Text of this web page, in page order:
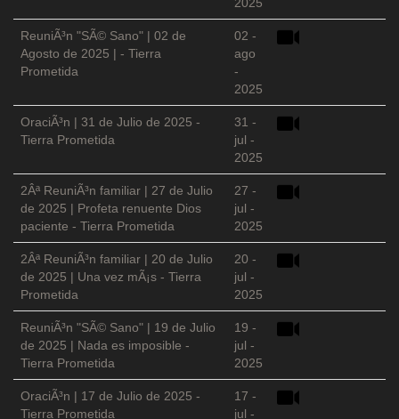
ReuniÃ³n "SÃ© Sano" | 02 de
Agosto de 2025 | - Tierra
Prometida
02 -
ago
-
2025
OraciÃ³n | 31 de Julio de 2025 -
Tierra Prometida
31 -
jul -
2025
2Âª ReuniÃ³n familiar | 27 de Julio
de 2025 | Profeta renuente Dios
paciente - Tierra Prometida
27 -
jul -
2025
2Âª ReuniÃ³n familiar | 20 de Julio
de 2025 | Una vez mÃ¡s - Tierra
Prometida
20 -
jul -
2025
ReuniÃ³n "SÃ© Sano" | 19 de Julio
de 2025 | Nada es imposible -
Tierra Prometida
19 -
jul -
2025
OraciÃ³n | 17 de Julio de 2025 -
Tierra Prometida
17 -
jul -